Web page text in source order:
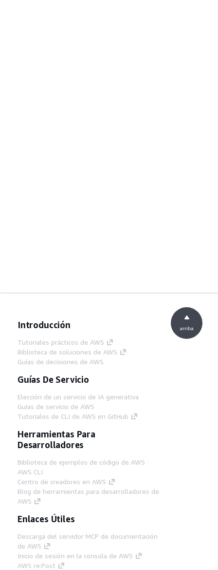
Introducción
Tutoriales prácticos de AWS
Biblioteca de soluciones de AWS
Guías de decisiones de AWS
Guías De Servicio
Elección de un servicio de IA generativa
Guías de servicio de AWS
Tutoriales de CLI de AWS en GitHub
Herramientas Para
Desarrolladores
Biblioteca de ejemplos de código de AWS
AWS CLI
Centro de creadores en AWS
Blog de herramientas para desarrolladores de
AWS
Enlaces Útiles
Descarga del servidor MCP de documentación
de AWS
Inicio de sesión en la consola de AWS
AWS re:Post
arriba